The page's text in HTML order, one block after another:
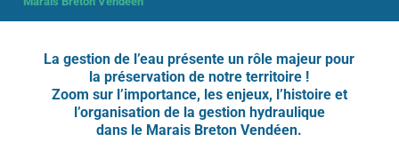
La gestion de l’eau présente un rôle majeur pour
la préservation de notre territoire !
Zoom sur l’importance, les enjeux, l’histoire et
l’organisation de la gestion hydraulique
dans le Marais Breton Vendéen.